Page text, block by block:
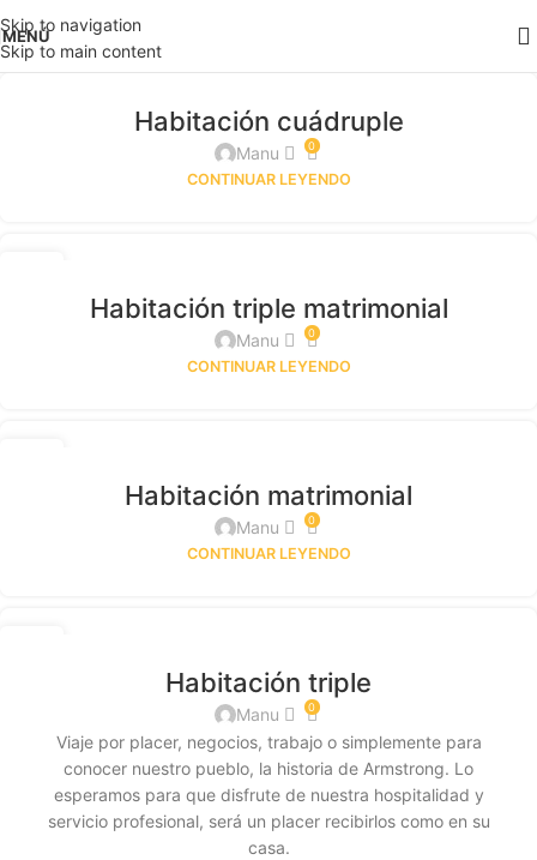
Skip to navigation
Skip to main content
MENÚ
Habitación cuádruple
Manu 0
CONTINUAR LEYENDO
Habitación triple matrimonial
Manu 0
CONTINUAR LEYENDO
Habitación matrimonial
Manu 0
CONTINUAR LEYENDO
Habitación triple
Manu 0
Viaje por placer, negocios, trabajo o simplemente para
conocer nuestro pueblo, la historia de Armstrong. Lo
esperamos para que disfrute de nuestra hospitalidad y
servicio profesional, será un placer recibirlos como en su
casa.